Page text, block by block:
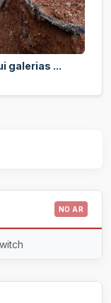
galerias ...
NO AR